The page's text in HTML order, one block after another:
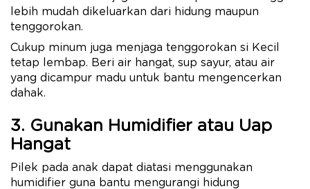
lebih mudah dikeluarkan dari hidung maupun
tenggorokan.
Cukup minum juga menjaga tenggorokan si Kecil
tetap lembap. Beri air hangat, sup sayur, atau air
yang dicampur madu untuk bantu mengencerkan
dahak.
3. Gunakan Humidifier atau Uap
Hangat
Pilek pada anak dapat diatasi menggunakan
humidifier guna bantu mengurangi hidung